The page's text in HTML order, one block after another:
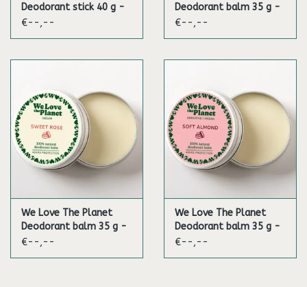
Deodorant stick 40 g -
Zesty Lime (Vegan)
€--,--
Deodorant balm 35 g -
Fresh Citrus (Vegan)
€--,--
We Love The Planet
Deodorant balm 35 g -
Sweet Rose (Vegan)
€--,--
We Love The Planet
Deodorant balm 35 g -
Soft Almond (Vegan)
€--,--